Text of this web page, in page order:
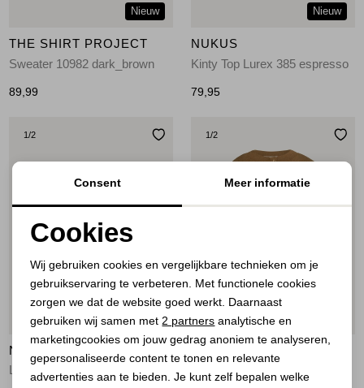
Nieuw
THE SHIRT PROJECT
Sweater 10982 dark_brown
89,99
Nieuw
NUKUS
Kinty Top Lurex 385 espresso
79,95
1/2
Nieuw
NUKUS
Lara Pullover Dots 60 taupe
1/2
YAYA
Personalisatie cookies
Analytische cookies
Marketing cookies
Consent Meer informatie
Cookies
Wij gebruiken cookies en vergelijkbare technieken om je
gebruikservaring te verbeteren. Met functionele cookies
zorgen we dat de website goed werkt. Daarnaast
gebruiken wij samen met 2 partners analytische en
marketingcookies om jouw gedrag anoniem te analyseren,
gepersonaliseerde content te tonen en relevante
advertenties aan te bieden. Je kunt zelf bepalen welke